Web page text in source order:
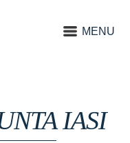
MENU
IASI